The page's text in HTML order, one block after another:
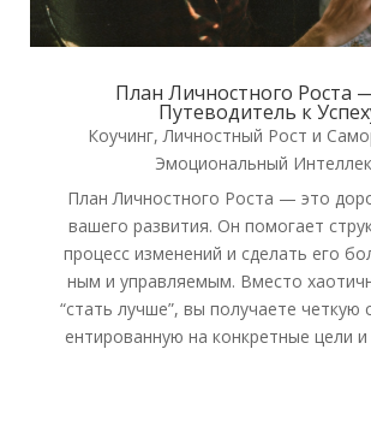
План Личностного Роста
Путеводитель к
Коучинг,Личностный Рост и
Эмоциональный
План Лич­ност­но­го Роста — это
ваше­го раз­ви­тия. Он помо­га­ет
про­цесс изме­не­ний и сде­лать его
ным и управ­ля­е­мым. Вме­сто
“стать луч­ше”, вы полу­ча­е­те чет­кую
ен­ти­ро­ван­ную на кон­крет­ные цели и